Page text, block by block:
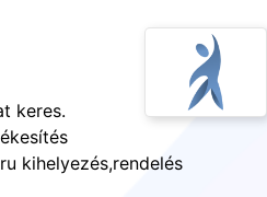
keres.
kihelyezés,rendelés